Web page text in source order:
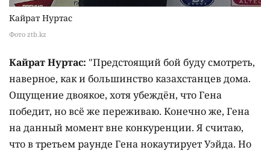
Фото ztb.kz
Кайрат Нуртас
Кайрат Нуртас: "Предстоящий бой буду смотреть,
наверное, как и большинство казахстанцев дома.
Ощущение двоякое, хотя убеждён, что Гена
победит, но всё же переживаю. Конечно же, Гена
на данный момент вне конкуренции. Я считаю,
что в третьем раунде Гена нокаутирует Уэйда. Но